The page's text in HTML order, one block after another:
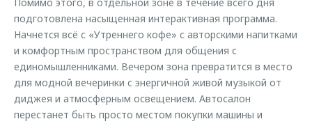
подготовлена насыщенная интерактивная программа.
Начнется всё с «Утреннего кофе» с авторскими напитками
и комфортным пространством для общения с
единомышленниками. Вечером зона превратится в место
для модной вечеринки с энергичной живой музыкой от
диджея и атмосферным освещением. Автосалон
перестанет быть просто местом покупки машины и